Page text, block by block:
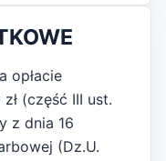
opłacie
(część III ust.
z dnia 16
(Dz.U.